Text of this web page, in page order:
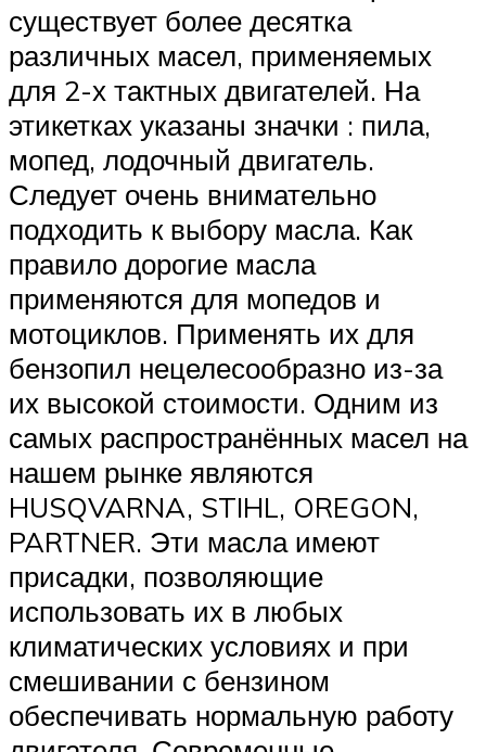
существует более десятка
различных масел, применяемых
для 2-х тактных двигателей. На
этикетках указаны значки : пила,
мопед, лодочный двигатель.
Следует очень внимательно
подходить к выбору масла. Как
правило дорогие масла
применяются для мопедов и
мотоциклов. Применять их для
бензопил нецелесообразно из-за
их высокой стоимости. Одним из
самых распространённых масел на
нашем рынке являются
HUSQVARNA, STIHL, OREGON,
PARTNER. Эти масла имеют
присадки, позволяющие
использовать их в любых
климатических условиях и при
смешивании с бензином
обеспечивать нормальную работу